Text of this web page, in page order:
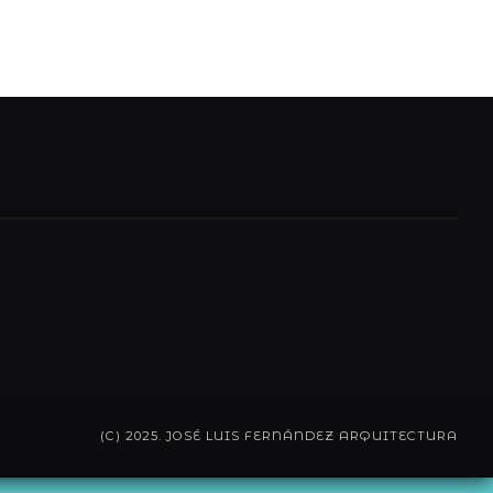
(C) 2025. JOSÉ LUIS FERNÁNDEZ ARQUITECTURA